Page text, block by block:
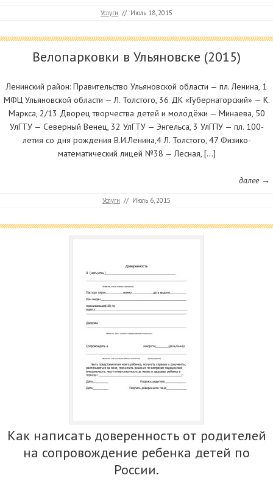
Услуги // Июль 18, 2015
Велопарковки в Ульяновске (2015)
Ленинский район: Правительство Ульяновской области — пл. Ленина, 1
МФЦ Ульяновской области — Л. Толстого, 36 ДК «Губернаторский» — К.
Маркса, 2/13 Дворец творчества детей и молодёжи — Минаева, 50
УлГТУ — Северный Венец, 32 УлГТУ — Энгельса, 3 УлГПУ — пл. 100-
летия со дня рождения В.И.Ленина,4 Л. Толстого, 47 Физико-
математический лицей №38 — Лесная, […]
далее →
Услуги // Июль 6, 2015
Как написать доверенность от родителей
на сопровождение ребенка детей по
России.